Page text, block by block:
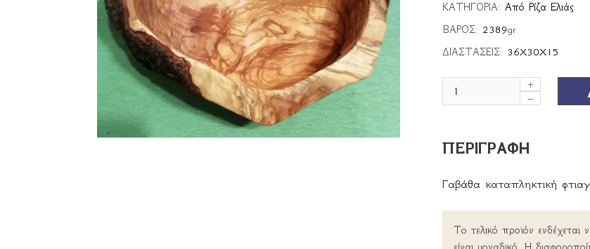
ΚΑΤΗΓΟΡΙΑ: Από Ρίζα Ελιάς
ΒΑΡΟΣ: 2389gr
ΔΙΑΣΤΑΣΕΙΣ: 36X30X15
ΠΕΡΙΓΡΑΦΗ
Γαβάθα καταπληκτική
Το τελικό προϊόν